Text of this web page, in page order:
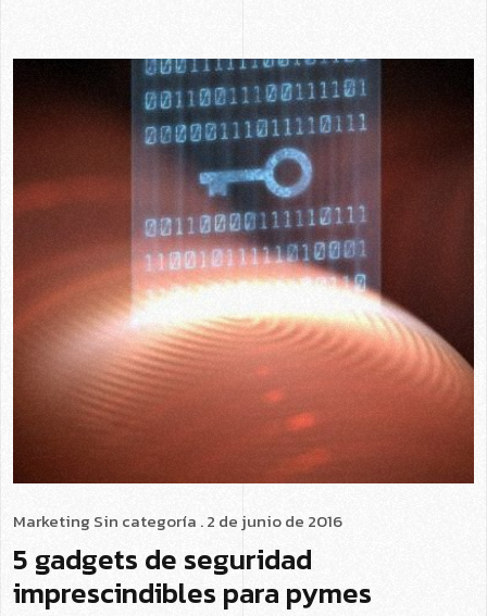
Marketing Sin categoría . 2 de junio de 2016
5 gadgets de seguridad
imprescindibles para pymes